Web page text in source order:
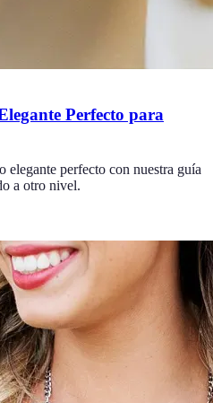
Perfecto para
elegante perfecto con nuestra guía
a otro nivel.